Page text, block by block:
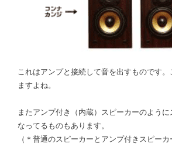
これはアンプと接続して音を出すものです。
ますよね。
またアンプ付き（内蔵）スピーカーのよう
なってるものもあります。
（＊普通のスピーカーとアンプ付きスピー